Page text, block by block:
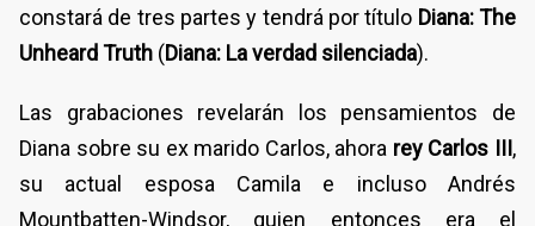
constará de tres partes y tendrá por título Diana: The
Unheard Truth (Diana: La verdad silenciada).
Las grabaciones revelarán los pensamientos de
Diana sobre su ex marido Carlos, ahora rey Carlos III,
su actual esposa Camila e incluso Andrés
Mountbatten-Windsor, quien entonces era el